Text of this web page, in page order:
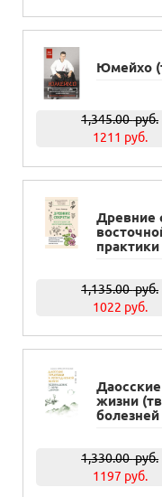
Юмейхо
1,345.00руб.
1211 руб.
Древние
1,135.00руб.
1022 руб.
жизни
болезней
1,330.00руб.
1197 руб.